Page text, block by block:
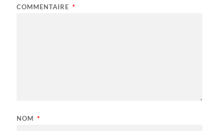
COMMENTAIRE *
NOM *